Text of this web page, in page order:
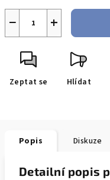
+
−
Zeptat se Hlídat
Popis Diskuze
Detailní popis